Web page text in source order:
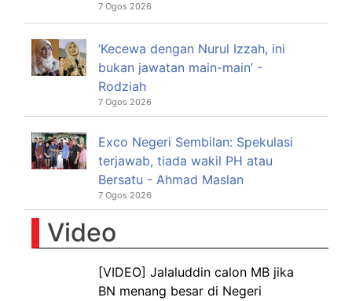
7 Ogos 2026
‘Kecewa dengan Nurul Izzah, ini
bukan jawatan main-main’ -
Rodziah
7 Ogos 2026
Exco Negeri Sembilan: Spekulasi
terjawab, tiada wakil PH atau
Bersatu - Ahmad Maslan
7 Ogos 2026
Video
[VIDEO] Jalaluddin calon MB jika
BN menang besar di Negeri